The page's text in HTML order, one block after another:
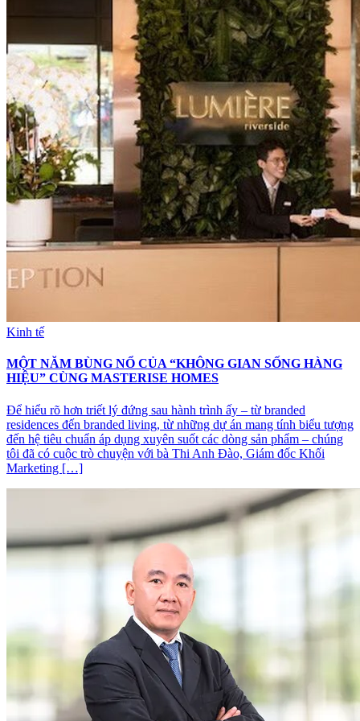
Kinh tế
MỘT NĂM BÙNG NỔ CỦA “KHÔNG GIAN SỐNG HÀNG
HIỆU” CÙNG MASTERISE HOMES
Để hiểu rõ hơn triết lý đứng sau hành trình ấy – từ branded
residences đến branded living, từ những dự án mang tính biểu tượng
đến hệ tiêu chuẩn áp dụng xuyên suốt các dòng sản phẩm – chúng
tôi đã có cuộc trò chuyện với bà Thi Anh Đào, Giám đốc Khối
Marketing […]